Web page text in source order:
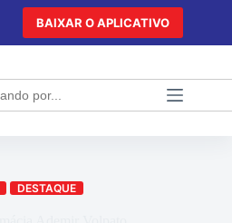
BAIXAR O APLICATIVO
DESTAQUE